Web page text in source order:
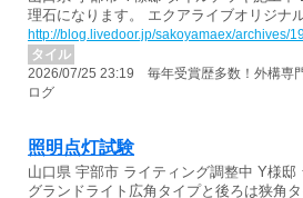
理石になります。 エクアライブオリジナ
http://blog.livedoor.jp/sakoyamaex/archives/
タイル
2026/07/25 23:19 毎年受賞歴多数！外構専
ログ
照明点灯試験
山口県 宇部市 ライティング調整中 Y様邸
グランドライト広角タイプと後ろは狭角